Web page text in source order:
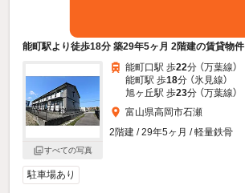
能町駅より徒歩18分 築29年5ヶ月 2階建の賃貸物件
すべての写真
能町口駅 歩22分 （万葉線）
能町駅 歩18分 （氷見線）
旭ヶ丘駅 歩23分 （万葉線）
富山県高岡市石瀬
2階建 / 29年5ヶ月 / 軽量鉄骨
駐車場あり